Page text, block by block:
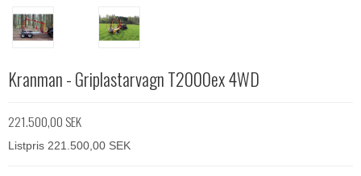
Kranman - Griplastarvagn T2000ex 4WD
221.500,00 SEK
Listpris 221.500,00 SEK